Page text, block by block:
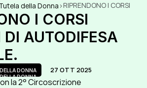
della Donna >RIPRENDONO I CORSI
GRATUITI DI
AUTODIFESA
FEMMINILE.
I CORSI
DI AUTODIFESA
DONNA
DONNA
27 OTT 2025
la 2° Circoscrizione